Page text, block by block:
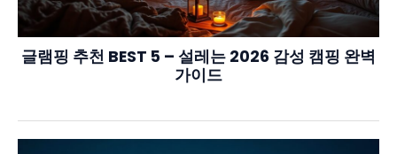
글램핑 추천 BEST 5 – 설레는 2026 감성 캠핑 완벽
가이드